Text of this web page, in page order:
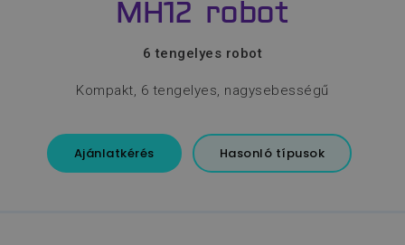
MH12 robot
6 tengelyes robot
Kompakt, 6 tengelyes, nagysebességű
Ajánlatkérés Hasonló típusok